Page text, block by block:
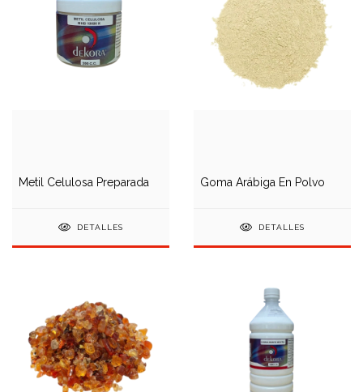
Metil Celulosa Preparada
DETALLES
Goma Arábiga En Polvo
DETALLES